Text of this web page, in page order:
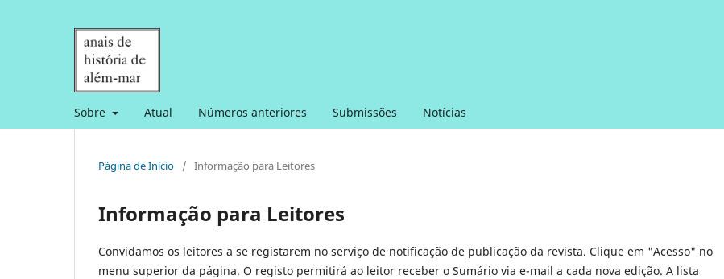
Sobre Atual Números anteriores Submissões Notícias
Página de Início / Informação para Leitores
Informação para Leitores
Convidamos os leitores a se registarem no serviço de notificação de publicação da revista. Clique em "Acesso" no
menu superior da página. O registo permitirá ao leitor receber o Sumário via e-mail a cada nova edição. A lista